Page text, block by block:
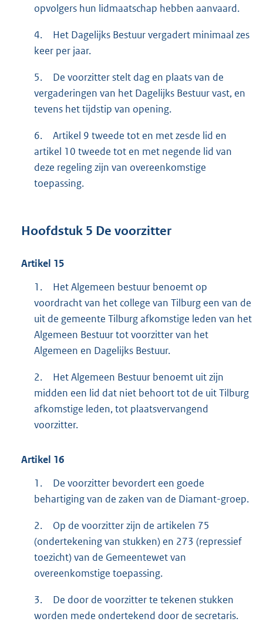
opvolgers hun lidmaatschap hebben aanvaard.
4.
Het Dagelijks Bestuur vergadert minimaal zes
keer per jaar.
5.
De voorzitter stelt dag en plaats van de
vergaderingen van het Dagelijks Bestuur vast, en
tevens het tijdstip van opening.
6.
Artikel 9 tweede tot en met zesde lid en
artikel 10 tweede tot en met negende lid van
deze regeling zijn van overeenkomstige
toepassing.
Hoofdstuk 5 De voorzitter
Artikel 15
1.
Het Algemeen bestuur benoemt op
voordracht van het college van Tilburg een van de
uit de gemeente Tilburg afkomstige leden van het
Algemeen Bestuur tot voorzitter van het
Algemeen en Dagelijks Bestuur.
2.
Het Algemeen Bestuur benoemt uit zijn
midden een lid dat niet behoort tot de uit Tilburg
afkomstige leden, tot plaatsvervangend
voorzitter.
Artikel 16
1.
De voorzitter bevordert een goede
behartiging van de zaken van de Diamant-groep.
2.
Op de voorzitter zijn de artikelen 75
(ondertekening van stukken) en 273 (repressief
toezicht) van de Gemeentewet van
overeenkomstige toepassing.
3.
De door de voorzitter te tekenen stukken
worden mede ondertekend door de secretaris.